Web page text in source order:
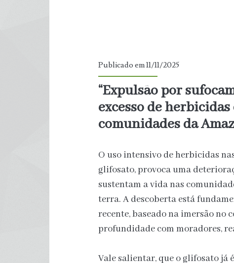
Publicado em 11/11/2025
“Expulsão por
excesso de
comunidades da
O uso intensivo de herbicidas
glifosato, provoca uma
sustentam a vida nas
terra. A descoberta está
recente, baseado na imersão no
profundidade com moradores,
Vale salientar, que o glifosato já